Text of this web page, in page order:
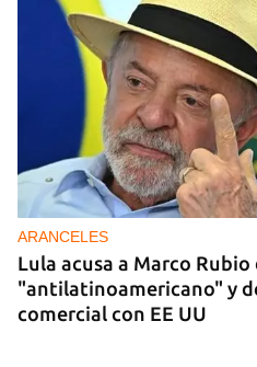
ARANCELES
Lula acusa a Marco Rubio
"antilatinoamericano" y
comercial con EE UU